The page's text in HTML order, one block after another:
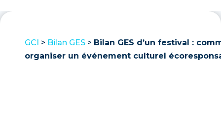
GCI > Bilan GES > Bilan GES d’un festival :
organiser un événement culturel